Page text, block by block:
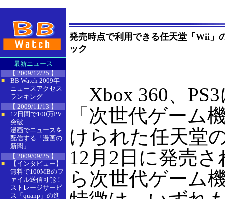
最新ニュース
【 2009/12/25 】
■
BB Watch 2009年
ニュースアクセス
ランキング
【 2009/11/13 】
■
12日間で100万PV
突破
漫画でニュースを
配信する「漫画の
新聞」
【 2009/09/25 】
■
【インタビュー】
無料で100MBのフ
ァイル送信可能！
ストレージサービ
ス「quanp」の進
発売時点で利用できる任天堂「Wii」
ック
Xbox 360、
「次世代ゲーム
けられた任天堂
12月2日に発売
ら次世代ゲーム